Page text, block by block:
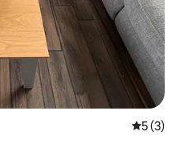
從 3 則評
5 (3)